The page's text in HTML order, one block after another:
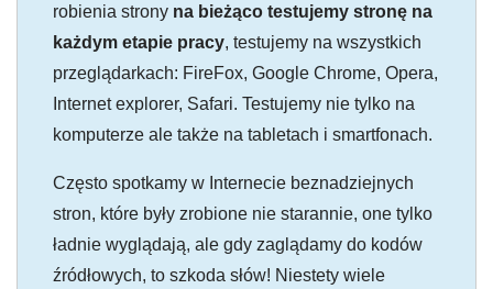
robienia strony na bieżąco testujemy stronę na
każdym etapie pracy, testujemy na wszystkich
przeglądarkach: FireFox, Google Chrome, Opera,
Internet explorer, Safari. Testujemy nie tylko na
komputerze ale także na tabletach i smartfonach.
Często spotkamy w Internecie beznadziejnych
stron, które były zrobione nie starannie, one tylko
ładnie wyglądają, ale gdy zaglądamy do kodów
źródłowych, to szkoda słów! Niestety wiele